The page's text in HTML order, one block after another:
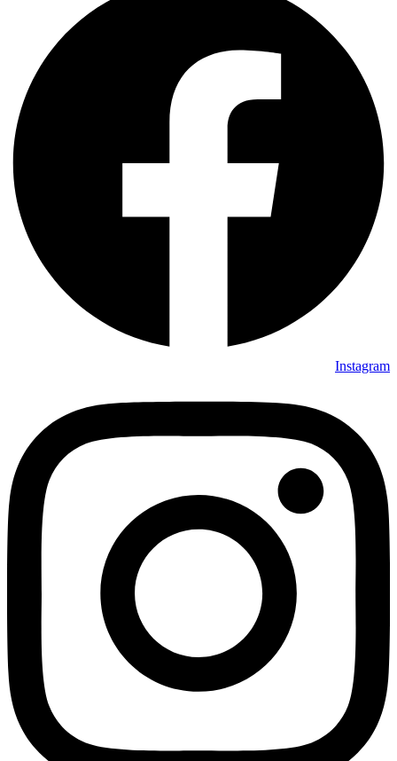
Instagram